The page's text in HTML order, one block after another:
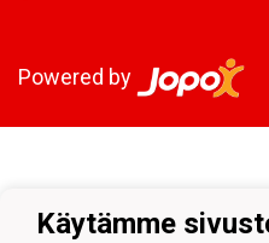
Powered by
Käytämme